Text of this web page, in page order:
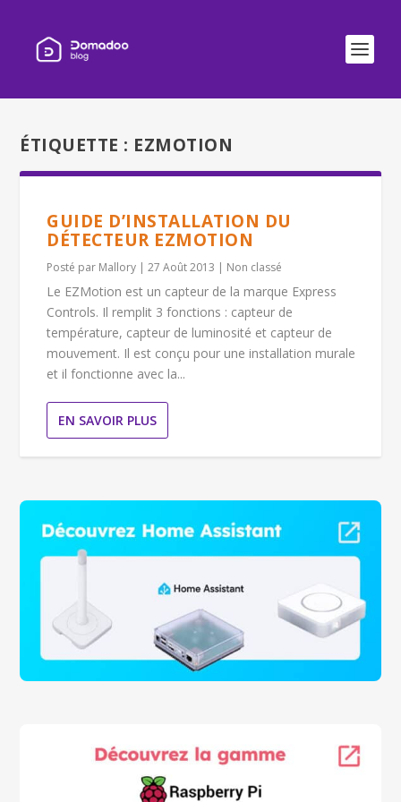
ÉTIQUETTE : EZMOTION
GUIDE D’INSTALLATION DU
DÉTECTEUR EZMOTION
Posté par Mallory |27 Août 2013 | Non classé
Le EZMotion est un capteur de la marque Express
Controls. Il remplit 3 fonctions : capteur de
température, capteur de luminosité et capteur de
mouvement. Il est conçu pour une installation murale
et il fonctionne avec la...
EN SAVOIR PLUS